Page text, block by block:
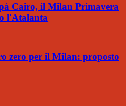
Cairo, il Milan Primavera
l'Atalanta
zero per il Milan: proposto